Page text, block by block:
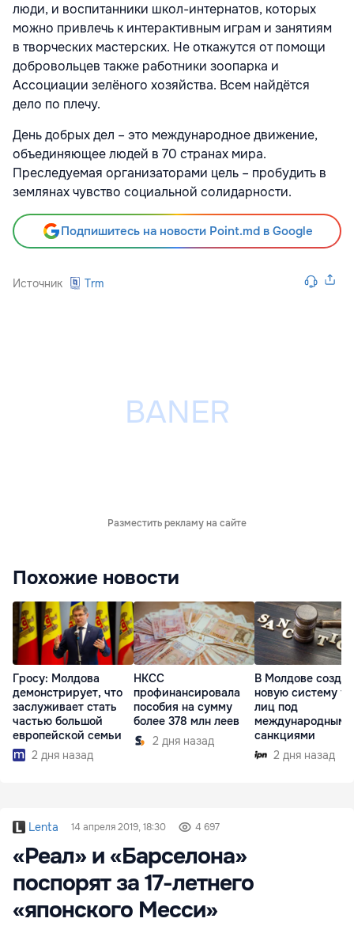
люди, и воспитанники школ-интернатов, которых
можно привлечь к интерактивным играм и занятиям
в творческих мастерских. Не откажутся от помощи
добровольцев также работники зоопарка и
Ассоциации зелёного хозяйства. Всем найдётся
дело по плечу.
День добрых дел – это международное движение,
объединяющее людей в 70 странах мира.
Преследуемая организаторами цель – пробудить в
землянах чувство социальной солидарности.
Подпишитесь на новости Point.md в Google
Источник Trm
Разместить рекламу на сайте
Похожие новости
Гросу: Молдова
демонстрирует, что
заслуживает стать
частью большой
европейской семьи
2 дня назад
НКСС
профинансировала
пособия на сумму
более 378 млн леев
2 дня назад
В Молдове
новую систему
лиц под
международными
санкциями
2 дня назад
Lenta 14 апреля 2019, 18:30 4 697
«Реал» и «Барселона»
поспорят за 17-летнего
«японского Месси»